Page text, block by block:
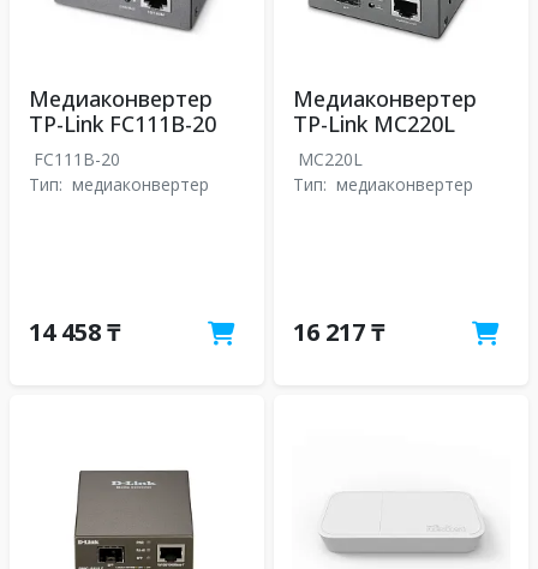
Медиаконвертер
TP-Link FC111B-20
FC111B-20
Тип: медиаконвертер
14 458 ₸
Медиаконвертер
TP-Link MC220L
MC220L
Тип: медиаконвертер
16 217 ₸